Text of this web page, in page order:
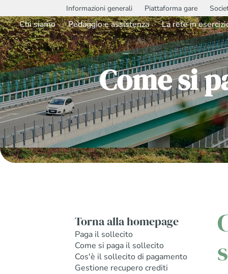
Informazioni generali Piattaforma gare
Chi siamo Pedaggio e assistenza La rete in
Come si
Torna alla homepage
Paga il sollecito
Come si paga il sollecito
Cos'è il sollecito di pagamento
Gestione recupero crediti